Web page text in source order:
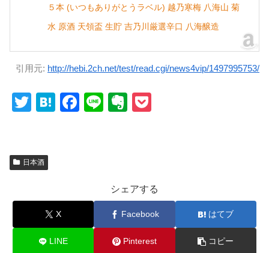
５本 (いつもありがとうラベル) 越乃寒梅 八海山 菊
水 原酒 天領盃 生貯 吉乃川厳選辛口 八海醸造
引用元: http://hebi.2ch.net/test/read.cgi/news4vip/1497995753/
T
er
H
F
o
Li
E
e
日本酒
シェアする
X Facebook はてブ
LINE Pinterest コピー